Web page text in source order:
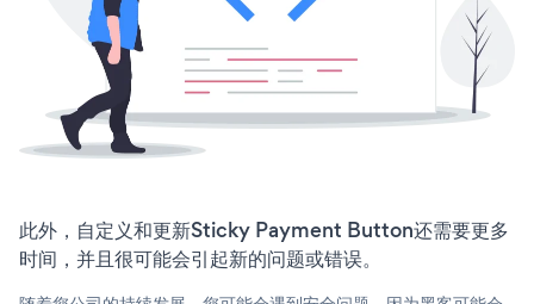
此外，自定义和更新Sticky Payment Button还需要更多
时间，并且很可能会引起新的问题或错误。